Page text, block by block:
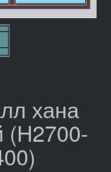
хана
(H2700-